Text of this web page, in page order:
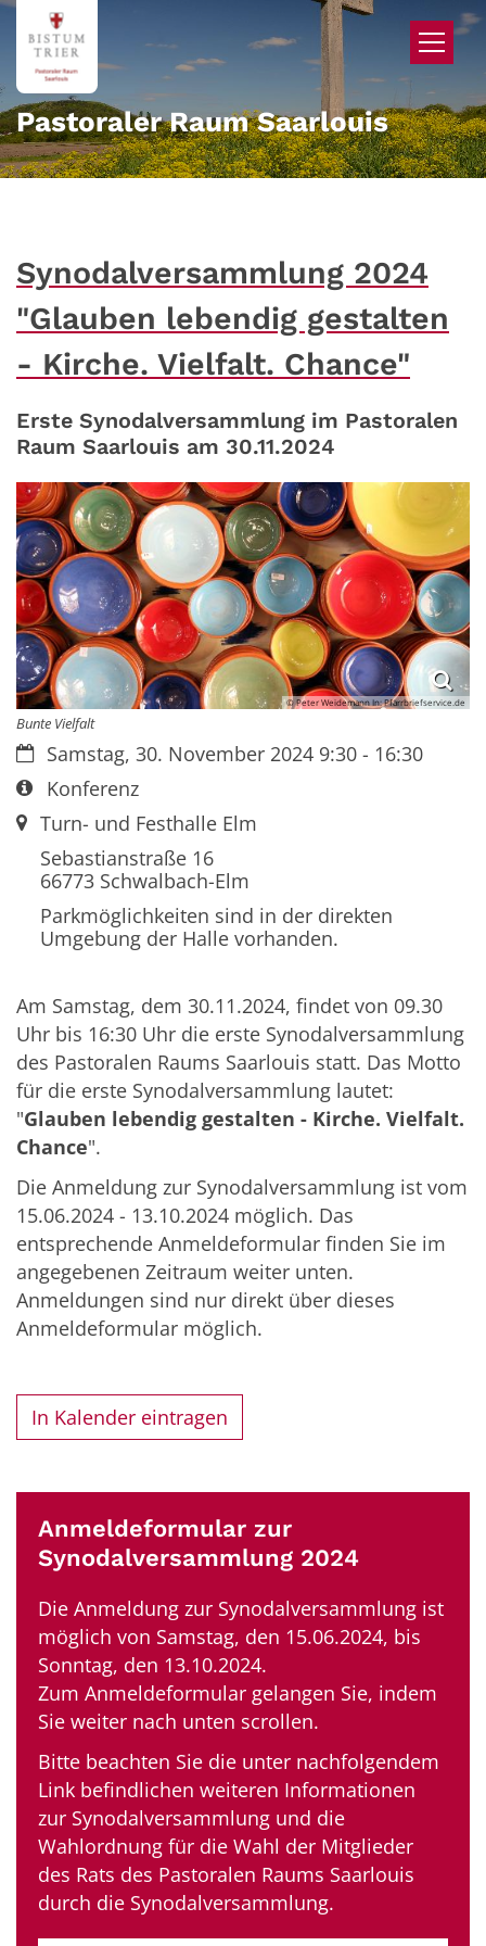
Zum Inhalt springen
Pastoraler Raum Saarlouis
Synodalversammlung 2024
"Glauben lebendig gestalten
- Kirche. Vielfalt. Chance"
Erste Synodalversammlung im Pastoralen
Raum Saarlouis am 30.11.2024
© Peter Weidemann In: Pfarrbriefservice.de
Bunte Vielfalt
Datum:Samstag, 30. November 2024 9:30 - 16:30
Art bzw. Nummer:
Konferenz
Ort:Turn- und Festhalle Elm
Sebastianstraße 16
66773Schwalbach-Elm
Parkmöglichkeiten sind in der direkten
Umgebung der Halle vorhanden.
Am Samstag, dem 30.11.2024, findet von 09.30
Uhr bis 16:30 Uhr die erste Synodalversammlung
des Pastoralen Raums Saarlouis statt. Das Motto
für die erste Synodalversammlung lautet:
"Glauben lebendig gestalten - Kirche. Vielfalt.
Chance".
Die Anmeldung zur Synodalversammlung ist vom
15.06.2024 - 13.10.2024 möglich. Das
entsprechende Anmeldeformular finden Sie im
angegebenen Zeitraum weiter unten.
Anmeldungen sind nur direkt über dieses
Anmeldeformular möglich.
In Kalender eintragen
Anmeldeformular zur
Synodalversammlung 2024
Die Anmeldung zur Synodalversammlung ist
möglich von Samstag, den 15.06.2024, bis
Sonntag, den 13.10.2024.
Zum Anmeldeformular gelangen Sie, indem
Sie weiter nach unten scrollen.
Bitte beachten Sie die unter nachfolgendem
Link befindlichen weiteren Informationen
zur Synodalversammlung und die
Wahlordnung für die Wahl der Mitglieder
des Rats des Pastoralen Raums Saarlouis
durch die Synodalversammlung.